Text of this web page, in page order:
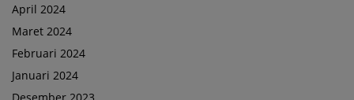
April 2024
Maret 2024
Februari 2024
Januari 2024